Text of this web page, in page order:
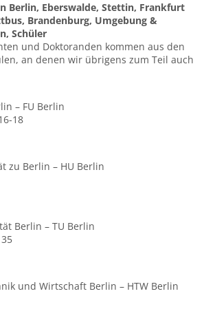
Berlin, Eberswalde, Stettin, Frankfurt
Brandenburg, Umgebung &
Schüler
und Doktoranden kommen aus den
an denen wir übrigens zum Teil auch
– FU Berlin
18
zu Berlin – HU Berlin
Berlin – TU Berlin
und Wirtschaft Berlin – HTW Berlin